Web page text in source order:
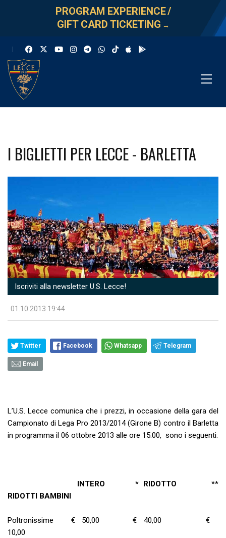
PROGRAM EXPERIENCE/
GIFT CARD TICKETING →
I BIGLIETTI PER LECCE - BARLETTA
Iscriviti alla newsletter U.S. Lecce!
01.10.2013 19:44
Twitter Facebook Whatsapp Telegram
Email
L’U.S. Lecce comunica che i prezzi, in occasione della gara del
Campionato di Lega Pro 2013/2014 (Girone B) contro il Barletta
in programma il 06 ottobre 2013 alle ore 15:00, sono i seguenti:
INTERO * RIDOTTO **
RIDOTTI BAMBINI
Poltronissime € 50,00 € 40,00 €
10,00